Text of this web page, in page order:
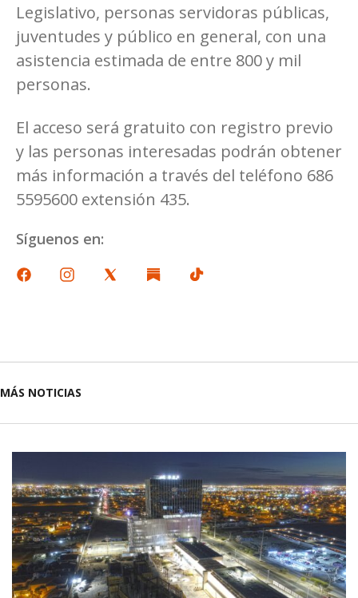
Legislativo, personas servidoras públicas,
juventudes y público en general, con una
asistencia estimada de entre 800 y mil
personas.
El acceso será gratuito con registro previo
y las personas interesadas podrán obtener
más información a través del teléfono 686
5595600 extensión 435.
Síguenos en:
MÁS NOTICIAS